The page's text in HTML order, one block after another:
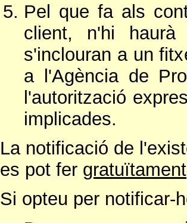
Pel que fa als
client, n'hi
s'inclouran a un
a l'Agència de
l'autorització
implicades.
La notificació de
es pot fer gratuïtament
Si opteu per notificar-